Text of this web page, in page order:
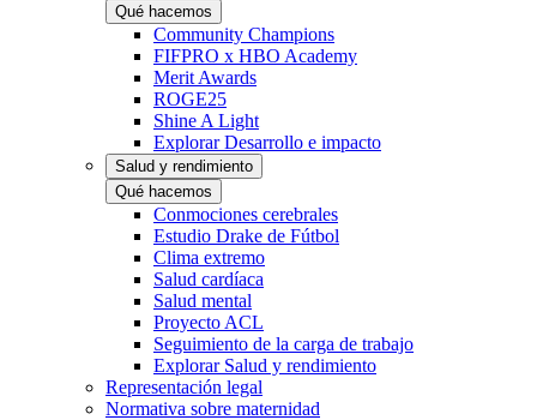
Qué hacemos
Community Champions
FIFPRO x HBO Academy
Merit Awards
ROGE25
Shine A Light
Explorar Desarrollo e impacto
Salud y rendimiento
Qué hacemos
Conmociones cerebrales
Estudio Drake de Fútbol
Clima extremo
Salud cardíaca
Salud mental
Proyecto ACL
Seguimiento de la carga de trabajo
Explorar Salud y rendimiento
Representación legal
Normativa sobre maternidad